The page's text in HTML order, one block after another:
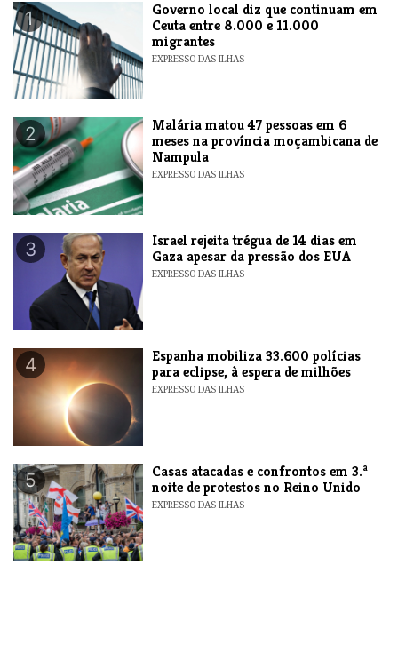
1
​Governo local diz que continuam em
Ceuta entre 8.000 e 11.000
migrantes
EXPRESSO DAS ILHAS
2
​Malária matou 47 pessoas em 6
meses na província moçambicana de
Nampula
EXPRESSO DAS ILHAS
3
​Israel rejeita trégua de 14 dias em
Gaza apesar da pressão dos EUA
EXPRESSO DAS ILHAS
4
Espanha mobiliza 33.600 polícias
para eclipse, à espera de milhões
EXPRESSO DAS ILHAS
5
Casas atacadas e confrontos em 3.ª
noite de protestos no Reino Unido
EXPRESSO DAS ILHAS